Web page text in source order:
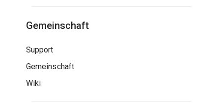
Gemeinschaft
Support
Gemeinschaft
Wiki